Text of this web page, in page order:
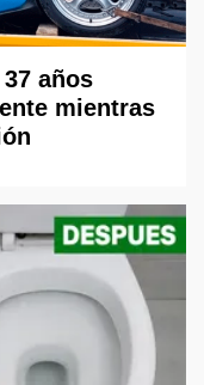
años
mientras